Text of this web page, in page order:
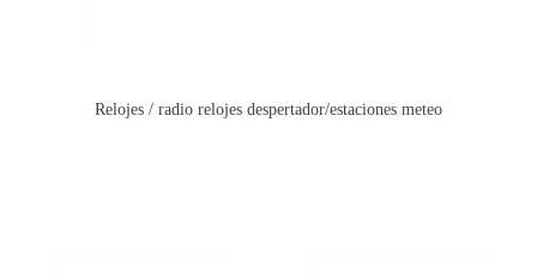
Relojes / radio relojes despertador/estaciones meteo